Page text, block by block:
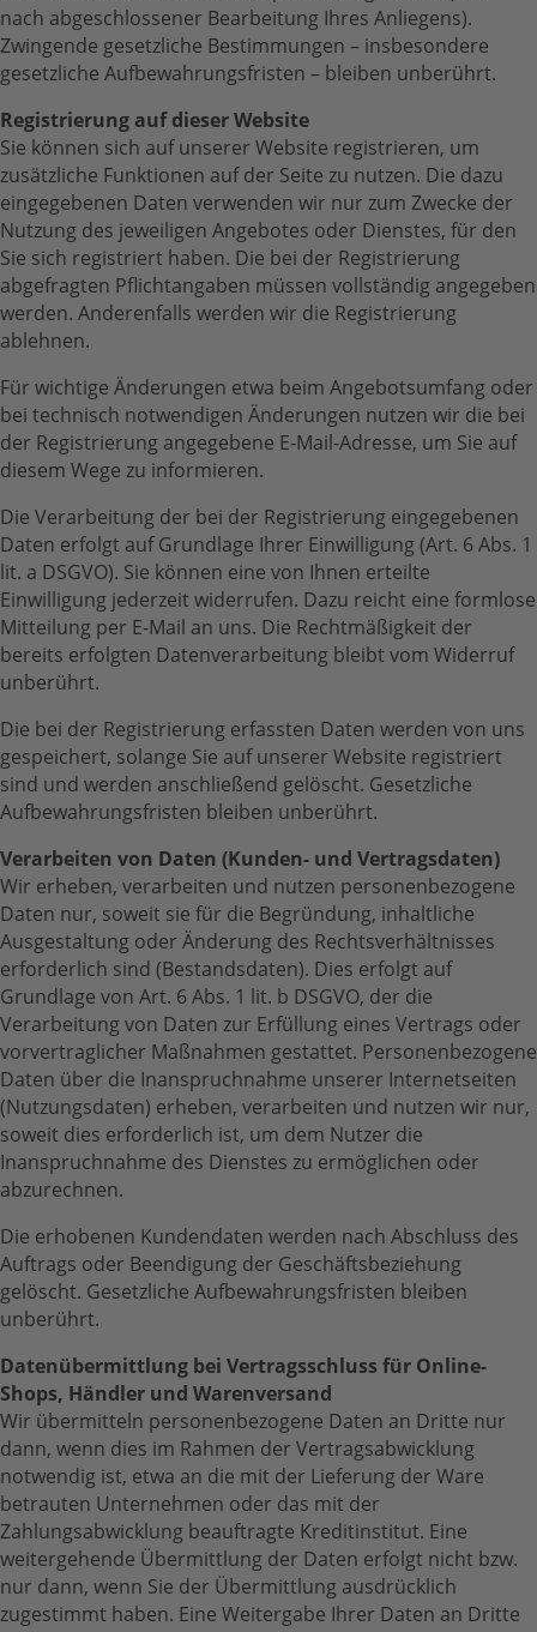
nach abgeschlossener Bearbeitung Ihres Anliegens).
Zwingende gesetzliche Bestimmungen – insbesondere
gesetzliche Aufbewahrungsfristen – bleiben unberührt.
Registrierung auf dieser Website
Sie können sich auf unserer Website registrieren, um
zusätzliche Funktionen auf der Seite zu nutzen. Die dazu
eingegebenen Daten verwenden wir nur zum Zwecke der
Nutzung des jeweiligen Angebotes oder Dienstes, für den
Sie sich registriert haben. Die bei der Registrierung
abgefragten Pflichtangaben müssen vollständig angegeben
werden. Anderenfalls werden wir die Registrierung
ablehnen.
Für wichtige Änderungen etwa beim Angebotsumfang oder
bei technisch notwendigen Änderungen nutzen wir die bei
der Registrierung angegebene E-Mail-Adresse, um Sie auf
diesem Wege zu informieren.
Die Verarbeitung der bei der Registrierung eingegebenen
Daten erfolgt auf Grundlage Ihrer Einwilligung (Art. 6 Abs. 1
lit. a DSGVO). Sie können eine von Ihnen erteilte
Einwilligung jederzeit widerrufen. Dazu reicht eine formlose
Mitteilung per E-Mail an uns. Die Rechtmäßigkeit der
bereits erfolgten Datenverarbeitung bleibt vom Widerruf
unberührt.
Die bei der Registrierung erfassten Daten werden von uns
gespeichert, solange Sie auf unserer Website registriert
sind und werden anschließend gelöscht. Gesetzliche
Aufbewahrungsfristen bleiben unberührt.
Verarbeiten von Daten (Kunden- und Vertragsdaten)
Wir erheben, verarbeiten und nutzen personenbezogene
Daten nur, soweit sie für die Begründung, inhaltliche
Ausgestaltung oder Änderung des Rechtsverhältnisses
erforderlich sind (Bestandsdaten). Dies erfolgt auf
Grundlage von Art. 6 Abs. 1 lit. b DSGVO, der die
Verarbeitung von Daten zur Erfüllung eines Vertrags oder
vorvertraglicher Maßnahmen gestattet. Personenbezogene
Daten über die Inanspruchnahme unserer Internetseiten
(Nutzungsdaten) erheben, verarbeiten und nutzen wir nur,
soweit dies erforderlich ist, um dem Nutzer die
Inanspruchnahme des Dienstes zu ermöglichen oder
abzurechnen.
Die erhobenen Kundendaten werden nach Abschluss des
Auftrags oder Beendigung der Geschäftsbeziehung
gelöscht. Gesetzliche Aufbewahrungsfristen bleiben
unberührt.
Datenübermittlung bei Vertragsschluss für Online-
Shops, Händler und Warenversand
Wir übermitteln personenbezogene Daten an Dritte nur
dann, wenn dies im Rahmen der Vertragsabwicklung
notwendig ist, etwa an die mit der Lieferung der Ware
betrauten Unternehmen oder das mit der
Zahlungsabwicklung beauftragte Kreditinstitut. Eine
weitergehende Übermittlung der Daten erfolgt nicht bzw.
nur dann, wenn Sie der Übermittlung ausdrücklich
zugestimmt haben. Eine Weitergabe Ihrer Daten an Dritte